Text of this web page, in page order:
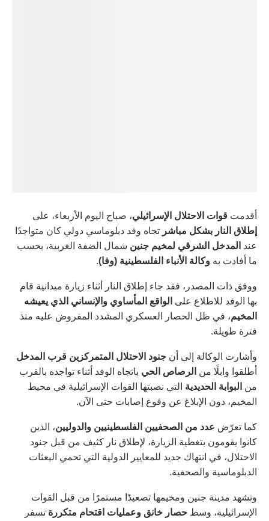
أقدمت قوات الاحتلال الإسرائيلي، صباح اليوم الأربعاء، على
إطلاق النار بشكل مباشر تجاه وفد دبلوماسي دولي كان متواجدًا
عند المدخل الشرقي لمخيم جنين شمال الضفة الغربية، بحسب
ما أفادت به وكالة الأنباء الفلسطينية (وفا).
ووفق ذات المصدر، فقد جاء إطلاق النار أثناء زيارة ميدانية قام
بها الوفد للاطلاع على الواقع المأساوي والإنساني الذي يعيشه
المخيم، في ظل الحصار العسكري المشدد المفروض عليه منذ
فترة طويلة.
وأشارت الوكالة إلى أن جنود الاحتلال المتمركزين قرب المدخل
أطلقوا وابلًا من الرصاص الحي باتجاه الوفد أثناء تواجده بالقرب
من البوابة الحديدية التي نصبتها القوات الإسرائيلية في محيط
المخيم، دون الإبلاغ عن وقوع إصابات حتى الآن.
كما تعرّض عدد من الصحفيين الفلسطينيين والدوليين، الذين
كانوا يقومون بتغطية الزيارة، لإطلاق نار كثيف من قبل جنود
الاحتلال، في انتهاك جديد للمعايير الدولية التي تحمي البعثات
الدبلوماسية والصحفية.
وتشهد مدينة جنين ومخيمها تصعيدًا مستمرًا من قبل القوات
الإسرائيلية، وسط حصار خانق وعمليات اقتحام متكررة تسفر